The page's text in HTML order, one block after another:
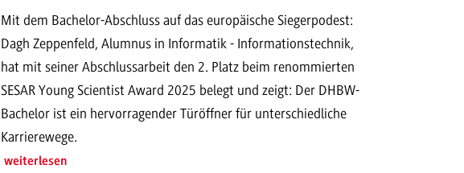
Mit dem Bachelor-Abschluss auf das europäische Siegerpodest:
Dagh Zeppenfeld, Alumnus in Informatik - Informationstechnik,
hat mit seiner Abschlussarbeit den 2. Platz beim renommierten
SESAR Young Scientist Award 2025 belegt und zeigt: Der DHBW-
Bachelor ist ein hervorragender Türöffner für unterschiedliche
Karrierewege.
weiterlesen